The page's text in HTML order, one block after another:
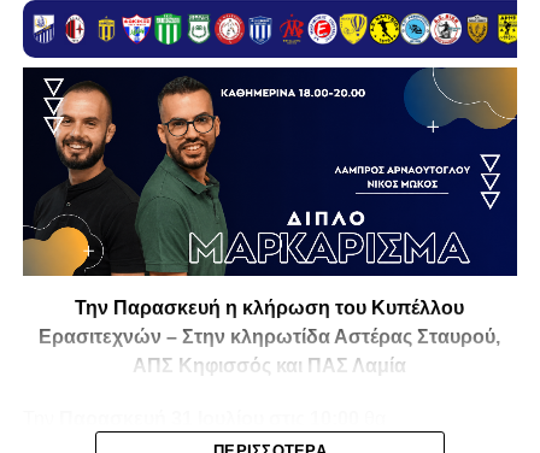
Την Παρασκευή η κλήρωση του Κυπέλλου
Ερασιτεχνών – Στην κληρωτίδα Αστέρας Σταυρού,
ΑΠΣ Κηφισσός και ΠΑΣ Λαμία
πραγματοποιηθεί στο ξενοδοχείοAthens Marriott